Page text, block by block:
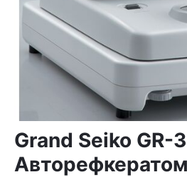
Grand Seiko GR-